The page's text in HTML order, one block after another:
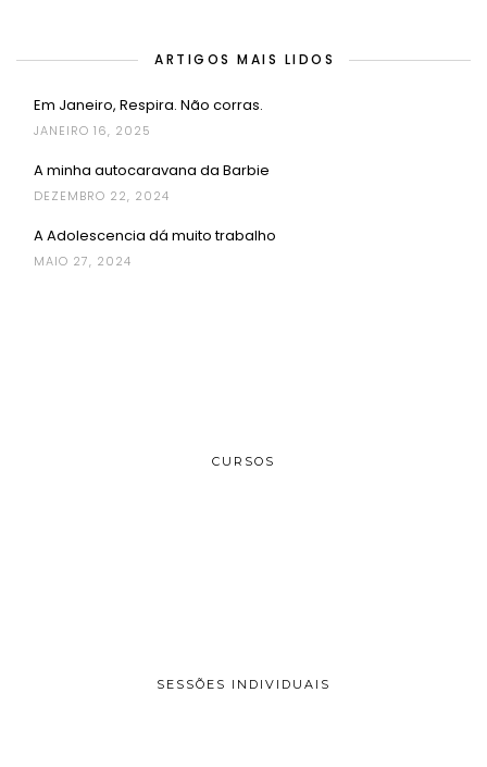
ARTIGOS MAIS LIDOS
Em Janeiro, Respira. Não corras.
JANEIRO 16, 2025
A minha autocaravana da Barbie
DEZEMBRO 22, 2024
A Adolescencia dá muito trabalho
MAIO 27, 2024
CURSOS
SESSÕES INDIVIDUAIS